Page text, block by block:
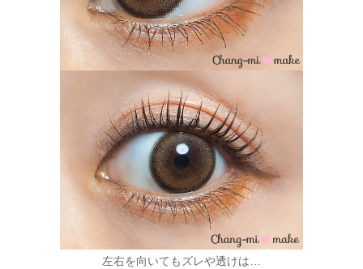
左右を向いてもズレや透けは…